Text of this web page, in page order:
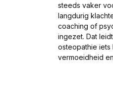
steeds vaker
langdurig
coaching of
ingezet. Dat
osteopathie
vermoeidheid